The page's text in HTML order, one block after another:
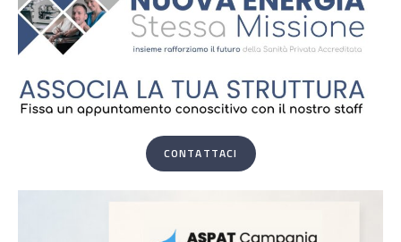
CONTATTACI